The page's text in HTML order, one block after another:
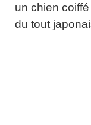
un chien
du tout